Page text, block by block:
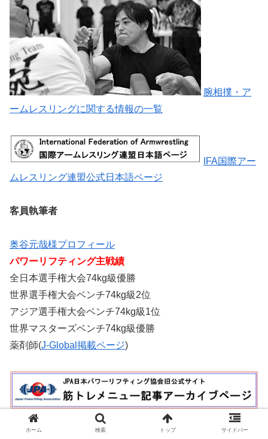
腕相撲・ア
ームレスリングに関する情報の一覧
IFA国際アー
ムレスリング連盟公式日本語ページ
客員執筆者
奥谷元哉様プロフィール
パワーリフティング主戦績
全日本選手権大会74kg級優勝
世界選手権大会ベンチ74kg級2位
アジア選手権大会ベンチ74kg級1位
世界マスターズベンチ74kg級優勝
薬剤師(J-Global掲載ページ)
JPA旧サイト筋トレ情報ページ
ホーム 検索 トップ サイドバー